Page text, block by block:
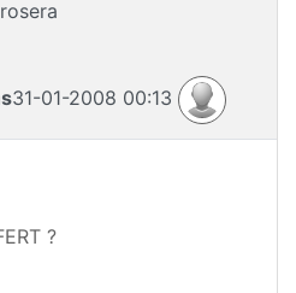
31-01-2008 00:13
?